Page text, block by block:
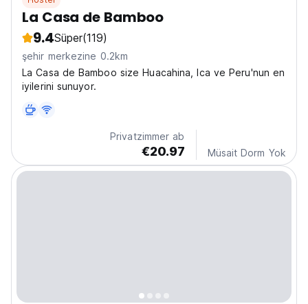
La Casa de Bamboo
9.4Süper(119)
şehir merkezine 0.2km
La Casa de Bamboo size Huacahina, Ica ve Peru'nun en
iyilerini sunuyor.
Privatzimmer ab
€20.97 Müsait Dorm Yok